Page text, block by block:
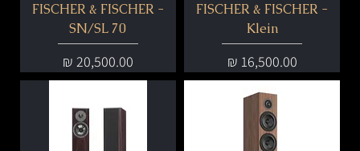
FISCHER & FISCHER -
Klein
מחיר
FISCHER & FISCHER -
SN/SL 70
מחיר